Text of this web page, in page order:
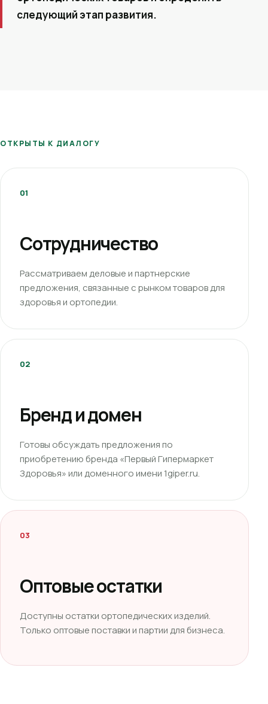
следующий этап развития.
ОТКРЫТЫ К ДИАЛОГУ
01
Сотрудничество
Рассматриваем деловые и партнерские
предложения, связанные с рынком товаров для
здоровья и ортопедии.
02
Бренд и домен
Готовы обсуждать предложения по
приобретению бренда «Первый Гипермаркет
Здоровья» или доменного имени 1giper.ru.
03
Оптовые остатки
Доступны остатки ортопедических изделий.
Только оптовые поставки и партии для бизнеса.